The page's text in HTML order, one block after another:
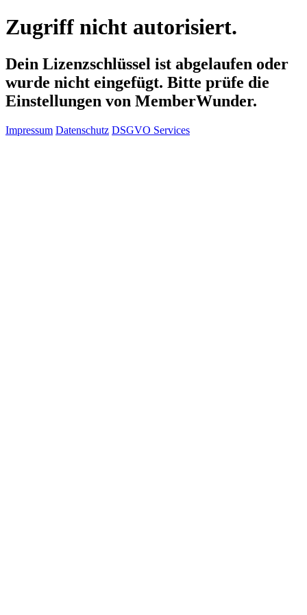
Zugriff nicht autorisiert.
Dein Lizenzschlüssel ist abgelaufen oder
wurde nicht eingefügt. Bitte prüfe die
Einstellungen von MemberWunder.
Impressum Datenschutz DSGVO Services